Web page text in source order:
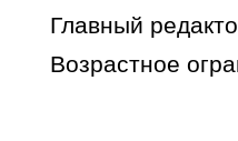
Главный
Возрастное